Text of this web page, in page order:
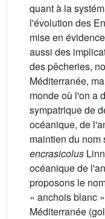
quant à la
l'évolution des
mise en
aussi des
des pêcheries,
Méditerranée,
monde où l'on a
sympatrique de
océanique, de
maintien du nom
encrasicolus
océanique de
proposons le
« anchois blanc
Méditerranée